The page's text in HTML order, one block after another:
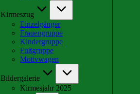
Kirmeszug
Einzelgänger
Frauengruppe
Kindergruppe
Fußgruppe
Motivwagen
Bildergalerie
Kirmesjahr 2025